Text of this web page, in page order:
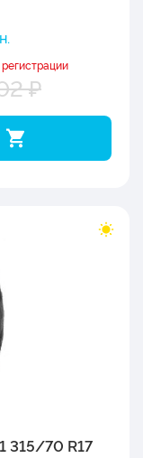
₽
315/70 R17